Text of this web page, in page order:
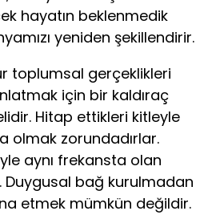
hayatın beklenmedik
yeniden şekillendirir.
toplumsal gerçeklikleri
için bir kaldıraç
Hitap ettikleri kitleyle
olmak zorundadırlar.
aynı frekansta olan
Duygusal bağ kurulmadan
etmek mümkün değildir.